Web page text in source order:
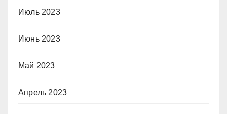
Июль 2023
Июнь 2023
Май 2023
Апрель 2023